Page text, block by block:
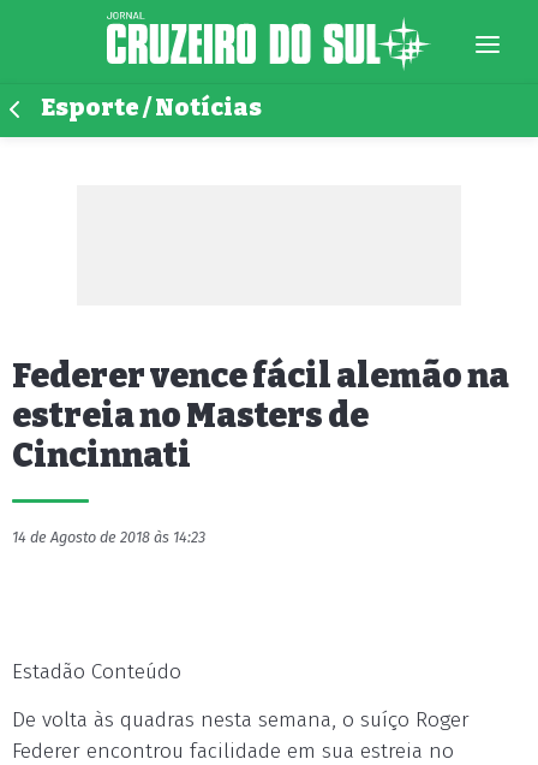
Esporte / Notícias
Federer vence fácil alemão na
estreia no Masters de
Cincinnati
14 de Agosto de 2018 às 14:23
Estadão Conteúdo
De volta às quadras nesta semana, o suíço Roger
Federer encontrou facilidade em sua estreia no